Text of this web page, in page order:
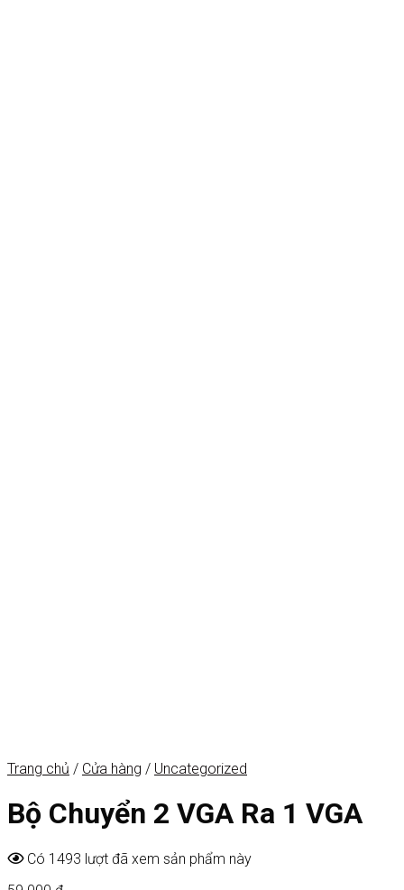
Trang chủ / Cửa hàng / Uncategorized
Bộ Chuyển 2 VGA Ra 1 VGA
Có 1493 lượt đã xem sản phẩm này